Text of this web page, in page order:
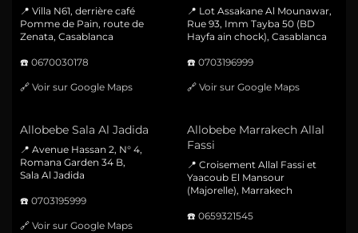
📍 Villa N61, derrière café
Pomme de Pain, route de
Zenata, Casablanca
☎️ 0670030178
🔗 Voir sur Google Maps
📍 Lot Assakane Al Mounawar,
Rue 93, Imm Tayba 50 (BD
Hayfa ain chock), Casablanca
☎️ 0703196999
🔗 Voir sur Google Maps
Allobebe Sala Al Jadida
📍 Avenue Hassan 2, N° 4,
Romana Garden 34 B,
Sala Al Jadida
☎️ 0703195999
🔗 Voir sur Google Maps
Allobebe Marrakech Allal
Fassi
📍 Croisement Allal Fassi et
Yaacoub El Mansour
(Majorelle), Marrakech
☎️ 0659321545